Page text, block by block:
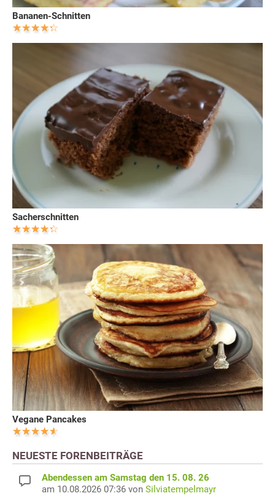
Bananen-Schnitten
Sacherschnitten
Vegane Pancakes
NEUESTE FORENBEITRÄGE
Abendessen am Samstag den 15. 08. 26
am 10.08.2026 07:36 von Silviatempelmayr